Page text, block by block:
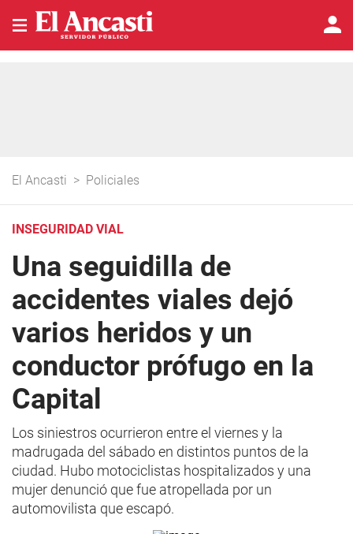
El Ancasti > Policiales
INSEGURIDAD VIAL
Una seguidilla de
accidentes viales dejó
varios heridos y un
conductor prófugo en la
Capital
Los siniestros ocurrieron entre el viernes y la
madrugada del sábado en distintos puntos de la
ciudad. Hubo motociclistas hospitalizados y una
mujer denunció que fue atropellada por un
automovilista que escapó.